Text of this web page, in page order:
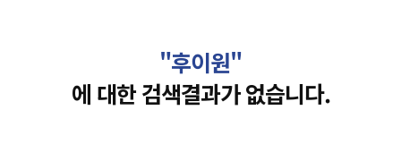
"후이원"
에 대한 검색결과가 없습니다.